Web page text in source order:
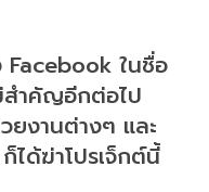
Facebook ในชื่อ
สำคัญอีกต่อไป
ยงานต่างๆ และ
ได้ฆ่าโปรเจ็กต์นี้